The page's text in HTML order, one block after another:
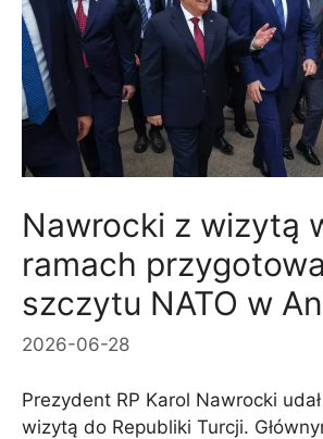
Nawrocki z wizytą
ramach
szczytu NATO w
2026-06-28
Prezydent RP Karol Nawrocki
wizytą do Republiki Turcji.